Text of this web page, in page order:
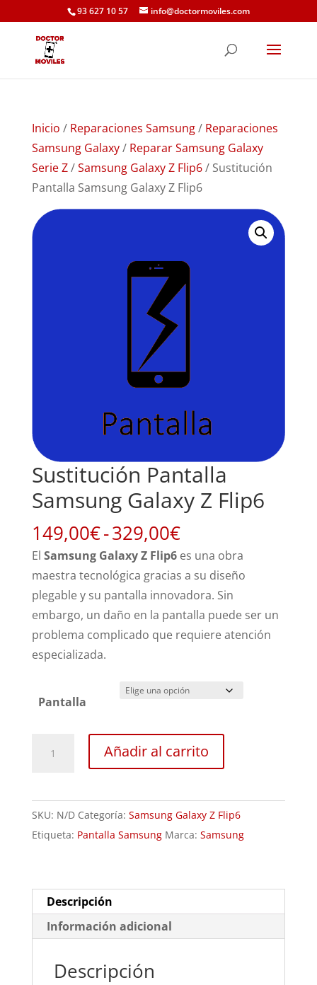
93 627 10 57 info@doctormoviles.com
Inicio / Reparaciones Samsung/ Reparaciones
Samsung Galaxy/ Reparar Samsung Galaxy
Serie Z/Samsung Galaxy Z Flip6/ Sustitución
Pantalla Samsung Galaxy Z Flip6
Sustitución Pantalla
Samsung Galaxy Z Flip6
149,00€-329,00€Rango
de
precios:
desde
149,00€
hasta
El Samsung Galaxy Z Flip6es una obra
maestra tecnológica gracias a su diseño
plegable y su pantalla innovadora. Sin
embargo, un daño en la pantalla puede ser un
problema complicado que requiere atención
especializada.
Pantalla
Galaxy
Z
Flip6
Añadir al carrito
SKU: N/D Categoría: Samsung Galaxy Z Flip6
Etiqueta: Pantalla Samsung Marca: Samsung
Descripción
Información adicional
Descripción